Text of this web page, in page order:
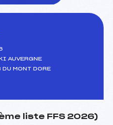
AUVERGNE
MONT DORE
liste FFS 2026)